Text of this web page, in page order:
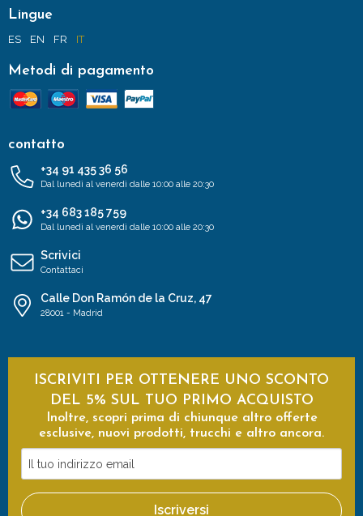
Lingue
ES EN FR IT
Metodi di pagamento
contatto
+34 91 435 36 56
Dal lunedì al venerdì dalle 10:00 alle 20:30
+34 683 185 759
Dal lunedì al venerdì dalle 10:00 alle 20:30
Scrivici
Contattaci
Calle Don Ramón de la Cruz, 47
28001 - Madrid
ISCRIVITI PER OTTENERE UNO SCONTO
DEL 5% SUL TUO PRIMO ACQUISTO
Inoltre, scopri prima di chiunque altro offerte
esclusive, nuovi prodotti, trucchi e altro ancora.
tuo
indirizzo
Iscriversi